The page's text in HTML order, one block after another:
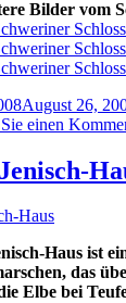
Bilder vom
August 26,
einen
Haus ist
das
Elbe bei